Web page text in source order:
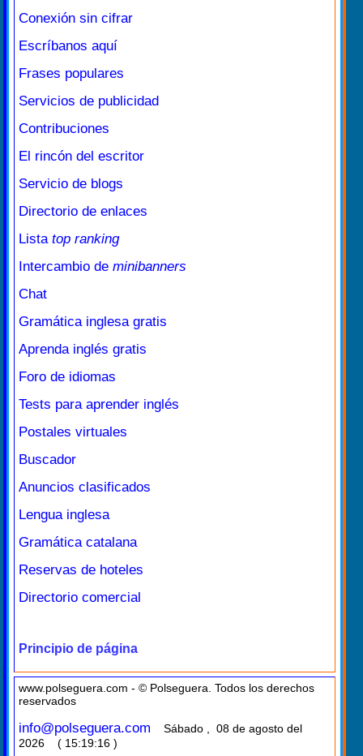
Conexión sin cifrar
Escríbanos aquí
Frases populares
Servicios de publicidad
Contribuciones
El rincón del escritor
Servicio de blogs
Directorio de enlaces
Lista top ranking
Intercambio de minibanners
Chat
Gramática inglesa gratis
Aprenda inglés gratis
Foro de idiomas
Tests para aprender inglés
Postales virtuales
Buscador
Anuncios clasificados
Lengua inglesa
Gramática catalana
Reservas de hoteles
Directorio comercial
Principio de página
www.polseguera.com - © Polseguera. Todos los derechos
reservados
info@polseguera.com
Sábado , 08 de agosto del
2026 ( 15:19:16 )